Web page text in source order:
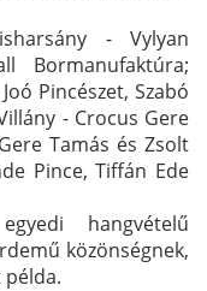
- Vylyan
Bormanufaktúra;
Pincészet, Szabó
- Crocus Gere
Tamás és Zsolt
Pince, Tiffán Ede
hangvételű
közönségnek,